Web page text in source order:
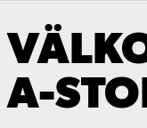
A-